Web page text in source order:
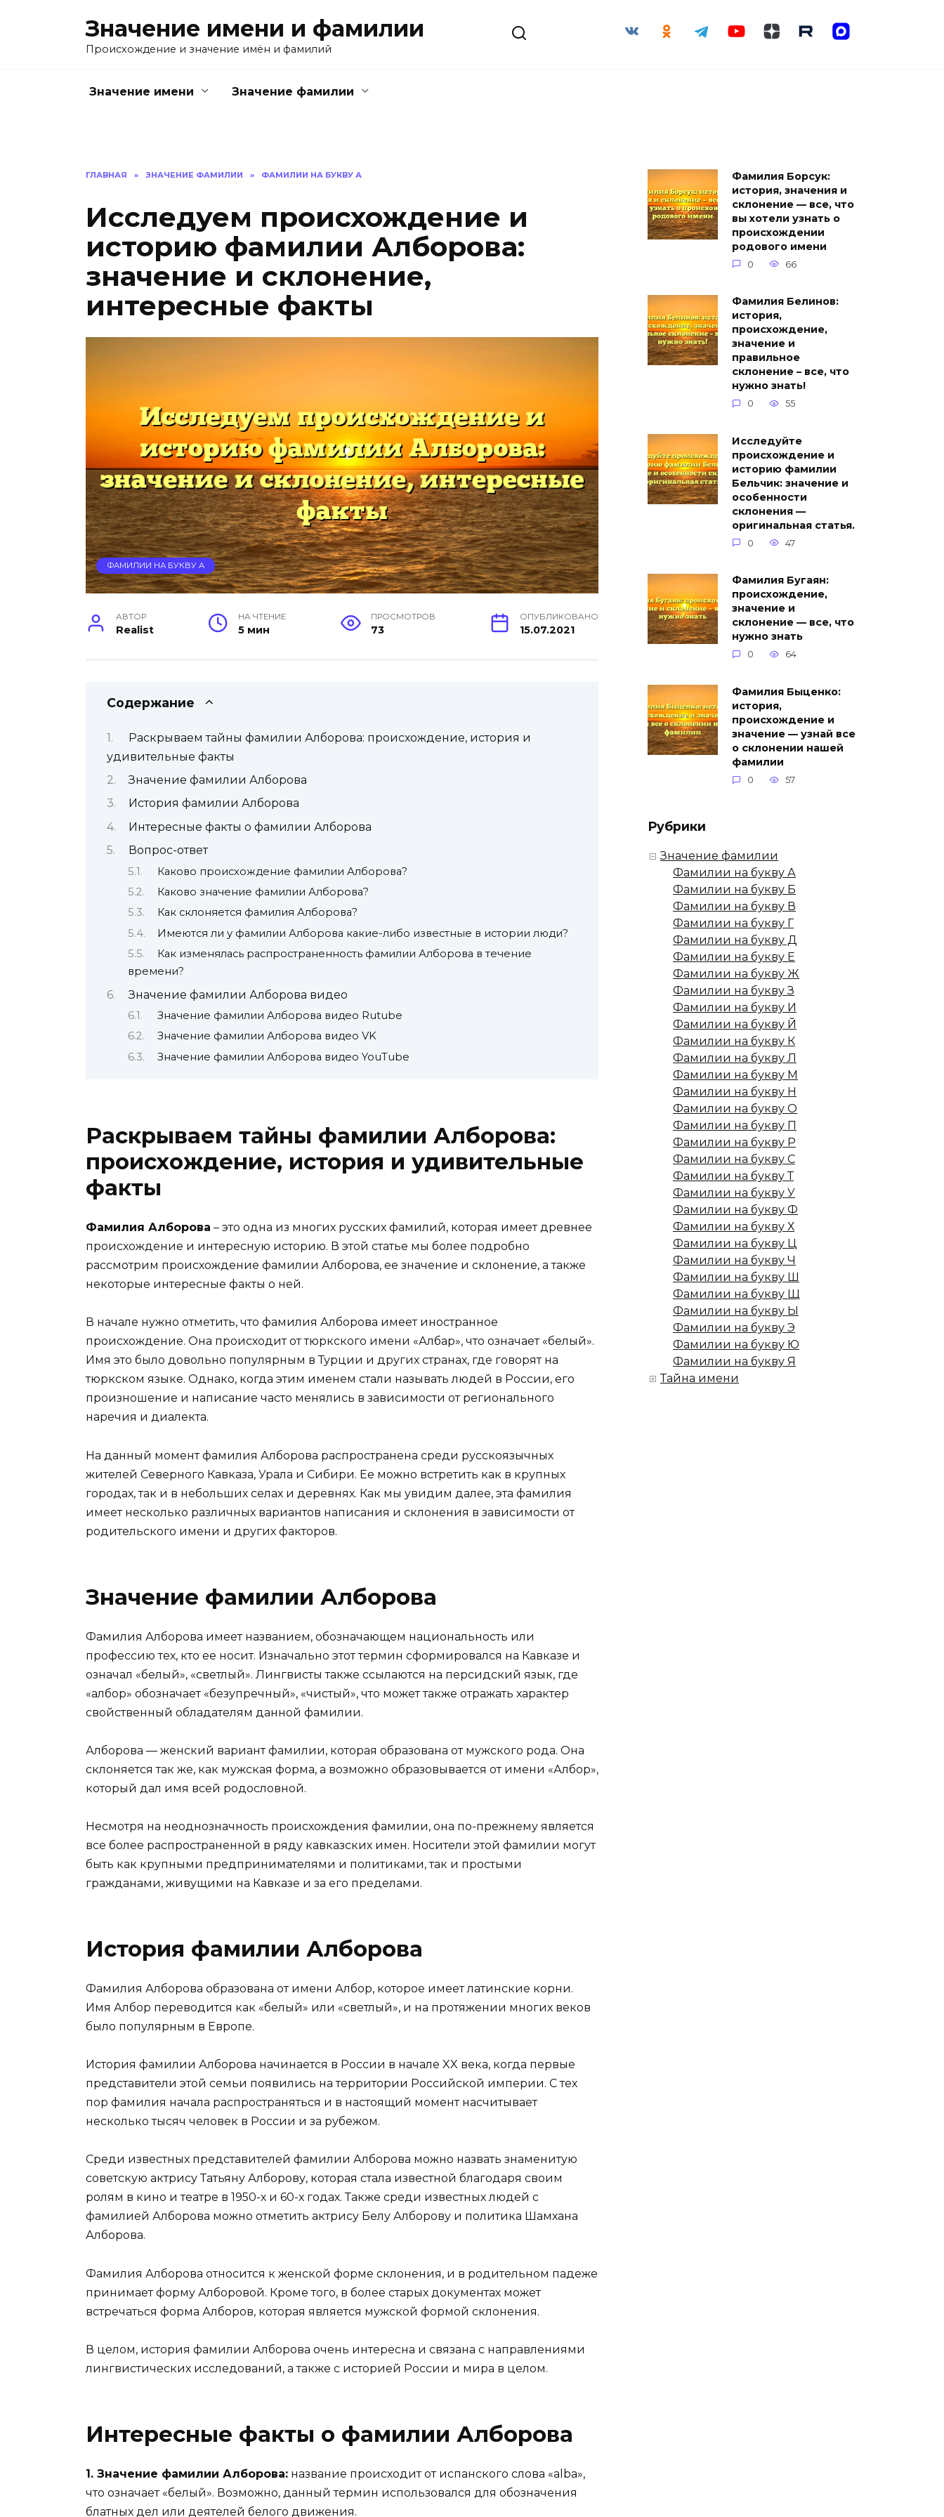
Значение имени и фамилии
Происхождение и значение имён и фамилий
Значение имени Значение фамилии
ГЛАВНАЯ » ЗНАЧЕНИЕ ФАМИЛИИ » ФАМИЛИИ НА БУКВУ А
Исследуем происхождение и
историю фамилии Алборова:
значение и склонение,
интересные факты
ФАМИЛИИ НА БУКВУ А
АВТОР
Realist
НА ЧТЕНИЕ
5 мин
ПРОСМОТРОВ
73
ОПУБЛИКОВАНО
15.07.2021
Содержание
Раскрываем тайны фамилии Алборова: происхождение, история и
удивительные факты
Значение фамилии Алборова
История фамилии Алборова
Интересные факты о фамилии Алборова
Вопрос-ответ
Каково происхождение фамилии Алборова?
Каково значение фамилии Алборова?
Как склоняется фамилия Алборова?
Имеются ли у фамилии Алборова какие-либо известные в истории люди?
Как изменялась распространенность фамилии Алборова в течение
времени?
Значение фамилии Алборова видео
Значение фамилии Алборова видео Rutube
Значение фамилии Алборова видео VK
Значение фамилии Алборова видео YouTube
Раскрываем тайны фамилии Алборова:
происхождение, история и удивительные
факты
Фамилия Алборова – это одна из многих русских фамилий, которая имеет древнее
происхождение и интересную историю. В этой статье мы более подробно
рассмотрим происхождение фамилии Алборова, ее значение и склонение, а также
некоторые интересные факты о ней.
В начале нужно отметить, что фамилия Алборова имеет иностранное
происхождение. Она происходит от тюркского имени «Албар», что означает «белый».
Имя это было довольно популярным в Турции и других странах, где говорят на
тюркском языке. Однако, когда этим именем стали называть людей в России, его
произношение и написание часто менялись в зависимости от регионального
наречия и диалекта.
На данный момент фамилия Алборова распространена среди русскоязычных
жителей Северного Кавказа, Урала и Сибири. Ее можно встретить как в крупных
городах, так и в небольших селах и деревнях. Как мы увидим далее, эта фамилия
имеет несколько различных вариантов написания и склонения в зависимости от
родительского имени и других факторов.
Значение фамилии Алборова
Фамилия Алборова имеет названием, обозначающем национальность или
профессию тех, кто ее носит. Изначально этот термин сформировался на Кавказе и
означал «белый», «светлый». Лингвисты также ссылаются на персидский язык, где
«албор» обозначает «безупречный», «чистый», что может также отражать характер
свойственный обладателям данной фамилии.
Алборова — женский вариант фамилии, которая образована от мужского рода. Она
склоняется так же, как мужская форма, а возможно образовывается от имени «Албор»,
который дал имя всей родословной.
Несмотря на неоднозначность происхождения фамилии, она по-прежнему является
все более распространенной в ряду кавказских имен. Носители этой фамилии могут
быть как крупными предпринимателями и политиками, так и простыми
гражданами, живущими на Кавказе и за его пределами.
История фамилии Алборова
Фамилия Алборова образована от имени Албор, которое имеет латинские корни.
Имя Албор переводится как «белый» или «светлый», и на протяжении многих веков
было популярным в Европе.
История фамилии Алборова начинается в России в начале XX века, когда первые
представители этой семьи появились на территории Российской империи. С тех
пор фамилия начала распространяться и в настоящий момент насчитывает
несколько тысяч человек в России и за рубежом.
Среди известных представителей фамилии Алборова можно назвать знаменитую
советскую актрису Татьяну Алборову, которая стала известной благодаря своим
ролям в кино и театре в 1950-х и 60-х годах. Также среди известных людей с
фамилией Алборова можно отметить актрису Белу Алборову и политика Шамхана
Алборова.
Фамилия Алборова относится к женской форме склонения, и в родительном падеже
принимает форму Алборовой. Кроме того, в более старых документах может
встречаться форма Алборов, которая является мужской формой склонения.
В целом, история фамилии Алборова очень интересна и связана с направлениями
лингвистических исследований, а также с историей России и мира в целом.
Интересные факты о фамилии Алборова
1. Значение фамилии Алборова: название происходит от испанского слова «alba»,
что означает «белый». Возможно, данный термин использовался для обозначения
блатных дел или деятелей белого движения.
Фамилия Борсук:
история, значения и
склонение — все, что
вы хотели узнать о
происхождении
родового имени
0 66
Фамилия Белинов:
история,
происхождение,
значение и
правильное
склонение – все, что
нужно знать!
0 55
Исследуйте
происхождение и
историю фамилии
Бельчик: значение и
особенности
склонения —
оригинальная статья.
0 47
Фамилия Бугаян:
происхождение,
значение и
склонение — все, что
нужно знать
0 64
Фамилия Быценко:
история,
происхождение и
значение — узнай все
о склонении нашей
фамилии
0 57
Рубрики
Значение фамилии
Фамилии на букву А
Фамилии на букву Б
Фамилии на букву В
Фамилии на букву Г
Фамилии на букву Д
Фамилии на букву Е
Фамилии на букву Ж
Фамилии на букву З
Фамилии на букву И
Фамилии на букву Й
Фамилии на букву К
Фамилии на букву Л
Фамилии на букву М
Фамилии на букву Н
Фамилии на букву О
Фамилии на букву П
Фамилии на букву Р
Фамилии на букву С
Фамилии на букву Т
Фамилии на букву У
Фамилии на букву Ф
Фамилии на букву Х
Фамилии на букву Ц
Фамилии на букву Ч
Фамилии на букву Ш
Фамилии на букву Щ
Фамилии на букву Ы
Фамилии на букву Э
Фамилии на букву Ю
Фамилии на букву Я
Тайна имени